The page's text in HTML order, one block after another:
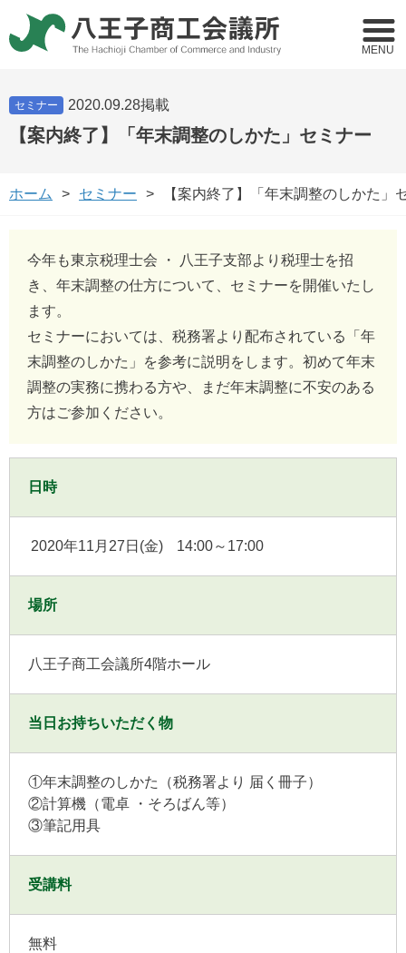
MENU
セミナー 2020.09.28掲載
【案内終了】「年末調整のしかた」セミナー
ホーム セミナー 【案内終了】「年末調整のしかた」
今年も東京税理士会 ・ 八王子支部より税理士を招
き、年末調整の仕方について、セミナーを開催いたし
ます。
セミナーにおいては、税務署より配布されている「年
末調整のしかた」を参考に説明をします。初めて年末
調整の実務に携わる方や、まだ年末調整に不安のある
方はご参加ください。
日時
2020年11月27日(金) 14:00～17:00
場所
八王子商工会議所4階ホール
当日お持ちいただく物
①年末調整のしかた（税務署より 届く冊子）
②計算機（電卓 ・そろばん等）
③筆記用具
受講料
無料